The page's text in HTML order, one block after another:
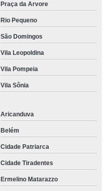
Praça da Arvore
Rio Pequeno
São Domingos
Vila Leopoldina
Vila Pompeia
Vila Sônia
Aricanduva
Belém
Cidade Patriarca
Cidade Tiradentes
Ermelino Matarazzo